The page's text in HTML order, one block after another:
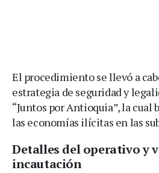
El procedimiento se llevó a
estrategia de seguridad y
“Juntos por Antioquia”, la cual
las economías ilícitas en las
Detalles del operativo y
incautación